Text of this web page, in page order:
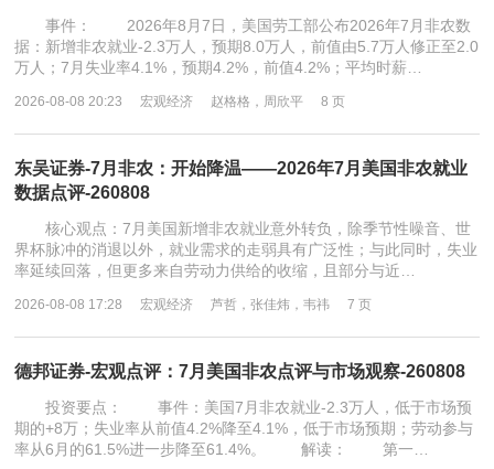
事件： 2026年8月7日，美国劳工部公布2026年7月非农数
据：新增非农就业-2.3万人，预期8.0万人，前值由5.7万人修正至2.0
万人；7月失业率4.1%，预期4.2%，前值4.2%；平均时薪…
2026-08-08 20:23 宏观经济 赵格格，周欣平 8 页
东吴证券-7月非农：开始降温——2026年7月美国非农就业
数据点评-260808
核心观点：7月美国新增非农就业意外转负，除季节性噪音、世
界杯脉冲的消退以外，就业需求的走弱具有广泛性；与此同时，失业
率延续回落，但更多来自劳动力供给的收缩，且部分与近…
2026-08-08 17:28 宏观经济 芦哲，张佳炜，韦祎 7 页
德邦证券-宏观点评：7月美国非农点评与市场观察-260808
投资要点： 事件：美国7月非农就业-2.3万人，低于市场预
期的+8万；失业率从前值4.2%降至4.1%，低于市场预期；劳动参与
率从6月的61.5%进一步降至61.4%。 解读： 第一…